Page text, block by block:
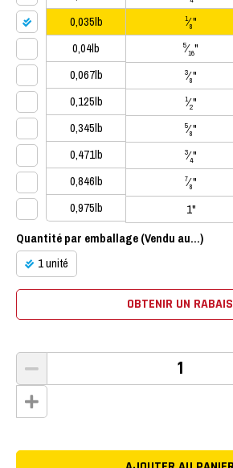
0,035lb
0,04lb
0,067lb
0,125lb
0,345lb
0,471lb
0,846lb
0,975lb
1⁄8"
5⁄16"
3⁄8"
1⁄2"
5⁄8"
3⁄4"
7⁄8"
1"
Quantité par emballage (Vendu au...)
1 unité
OBTENIR UN RABAIS